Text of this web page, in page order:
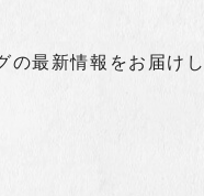
の最新情報をお届け